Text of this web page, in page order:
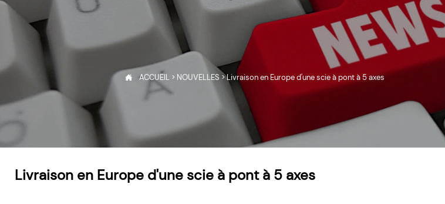
 ACCUEIL> NOUVELLES >Livraison en Europe d'une scie à pont à 5 axes
Livraison en Europe d'une scie à pont à 5 axes